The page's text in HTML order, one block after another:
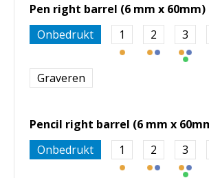
Pen right barrel (6 mm x 60mm)
Onbedrukt
1 2 3
Graveren
Pencil right barrel (6 mm x
Onbedrukt
1 2 3